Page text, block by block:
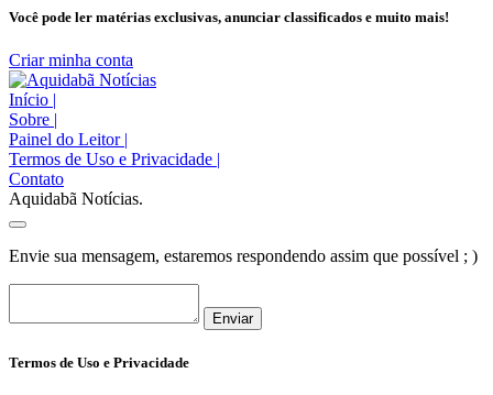
Você pode ler matérias exclusivas, anunciar classificados e muito mais!
Criar minha conta
Início |
Sobre |
Painel do Leitor |
Termos de Uso e Privacidade |
Contato
Aquidabã Notícias.
Envie sua mensagem, estaremos respondendo assim que possível ; )
Enviar
Termos de Uso e Privacidade